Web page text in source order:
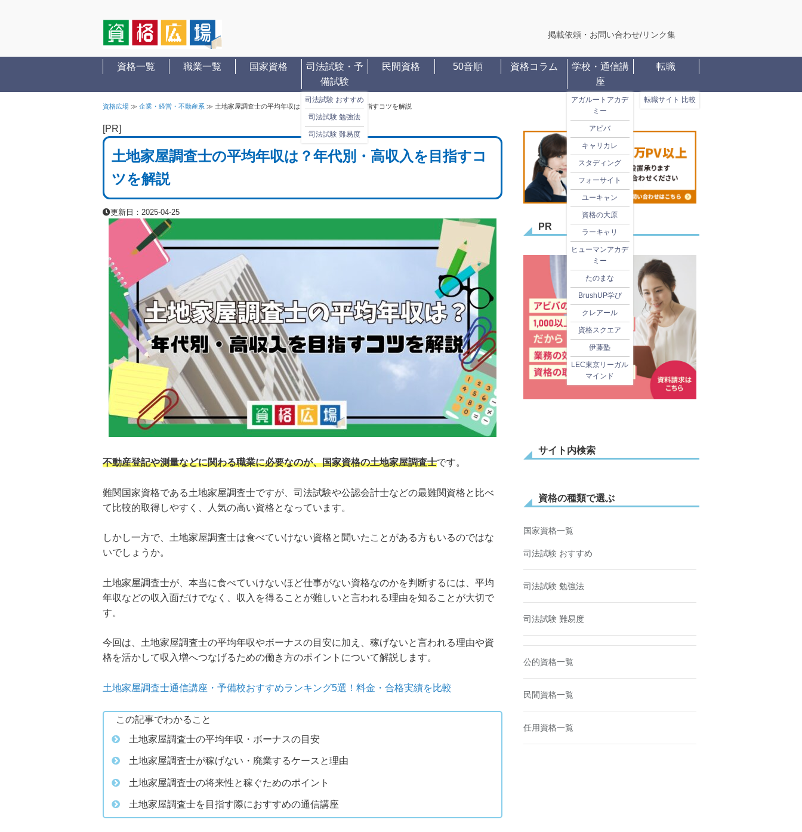
掲載依頼・お問い合わせ/リンク集
資格一覧 職業一覧 国家資格
司法試験・予
備試験
司法試験 おすすめ
司法試験 勉強法
司法試験 難易度
民間資格 50音順 資格コラム
学校・通信講
座
アガルートアカデ
ミー
アビバ
キャリカレ
スタディング
フォーサイト
ユーキャン
資格の大原
ラーキャリ
ヒューマンアカデ
ミー
たのまな
BrushUP学び
クレアール
資格スクエア
伊藤塾
LEC東京リーガル
マインド
転職
転職サイト 比較
資格広場 ≫ 企業・経営・不動産系 ≫ 土地家屋調査士の平均年収は？年代別・高収入を目指すコツを解説
[PR]
土地家屋調査士の平均年収は？年代別・高収入を目指すコ
ツを解説
更新日：2025-04-25
不動産登記や測量などに関わる職業に必要なのが、国家資格の土地家屋調査士です。
難関国家資格である土地家屋調査士ですが、司法試験や公認会計士などの最難関資格と比べ
て比較的取得しやすく、人気の高い資格となっています。
しかし一方で、土地家屋調査士は食べていけない資格と聞いたことがある方もいるのではな
いでしょうか。
土地家屋調査士が、本当に食べていけないほど仕事がない資格なのかを判断するには、平均
年収などの収入面だけでなく、収入を得ることが難しいと言われる理由を知ることが大切で
す。
今回は、土地家屋調査士の平均年収やボーナスの目安に加え、稼げないと言われる理由や資
格を活かして収入増へつなげるための働き方のポイントについて解説します。
土地家屋調査士通信講座・予備校おすすめランキング5選！料金・合格実績を比較
この記事でわかること
土地家屋調査士の平均年収・ボーナスの目安
土地家屋調査士が稼げない・廃業するケースと理由
土地家屋調査士の将来性と稼ぐためのポイント
土地家屋調査士を目指す際におすすめの通信講座
PR
サイト内検索
資格の種類で選ぶ
国家資格一覧
司法試験 おすすめ
司法試験 勉強法
司法試験 難易度
公的資格一覧
民間資格一覧
任用資格一覧